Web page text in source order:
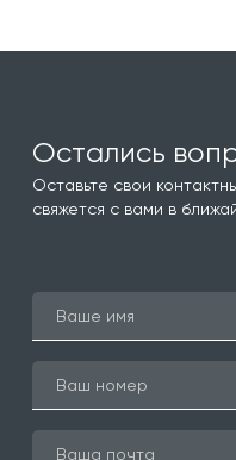
Остались
Оставьте свои
свяжется с вами в